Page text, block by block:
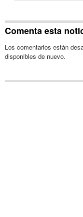
Comenta esta
Los comentarios están
disponibles de nuevo.